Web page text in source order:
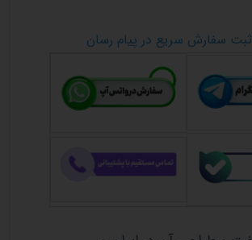
سفارش سریع در پیام رسان